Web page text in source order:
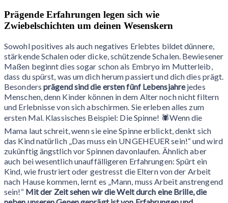
Prägende Erfahrungen legen sich wie
Zwiebelschichten um deinen Wesenskern
Sowohl positives als auch negatives Erlebtes bildet dünnere,
stärkende Schalen oder dicke, schützende Schalen. Bewiesener
Maßen beginnt dies sogar schon als Embryo im Mutterleib,
dass du spürst, was um dich herum passiert und dich dies prägt.
Besonders prägend sind die ersten fünf Lebensjahrejedes
Menschen, denn Kinder können in dem Alter noch nicht filtern
und Erlebnisse von sich abschirmen. Sie erleben alles zum
ersten Mal. Klassisches Beispiel: Die Spinne! 🕷Wenn die
Mama laut schreit, wenn sie eine Spinne erblickt, denkt sich
das Kind natürlich „Das muss ein UNGEHEUER sein!“ und wird
zukünftig ängstlich vor Spinnen davonlaufen. Ähnlich aber
auch bei wesentlich unauffälligeren Erfahrungen: Spürt ein
Kind, wie frustriert oder gestresst die Eltern von der Arbeit
nach Hause kommen, lernt es „Mann, muss Arbeit anstrengend
sein!“ Mit der Zeit sehen wir die Welt durch eine Brille, die